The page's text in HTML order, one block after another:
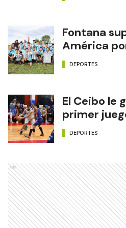
Fontana
América
DEPORTES
El Ceibo le
primer
DEPORTES
Ads